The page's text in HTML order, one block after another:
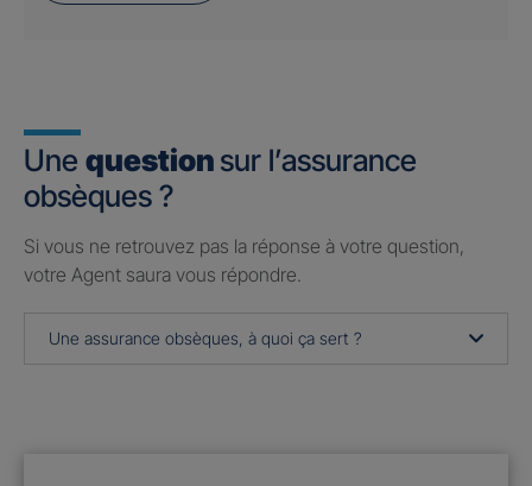
Une question sur l’assurance
obsèques ?
Si vous ne retrouvez pas la réponse à votre question,
votre Agent saura vous répondre.
Une assurance obsèques, à quoi ça sert ?